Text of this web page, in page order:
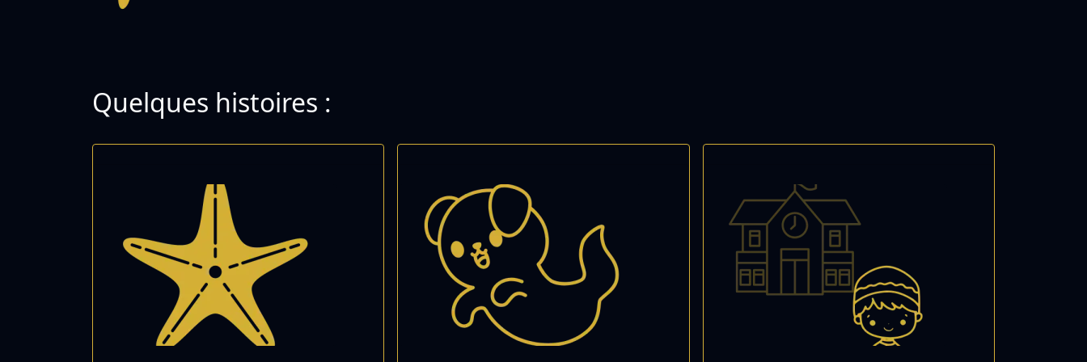
Quelques histoires :